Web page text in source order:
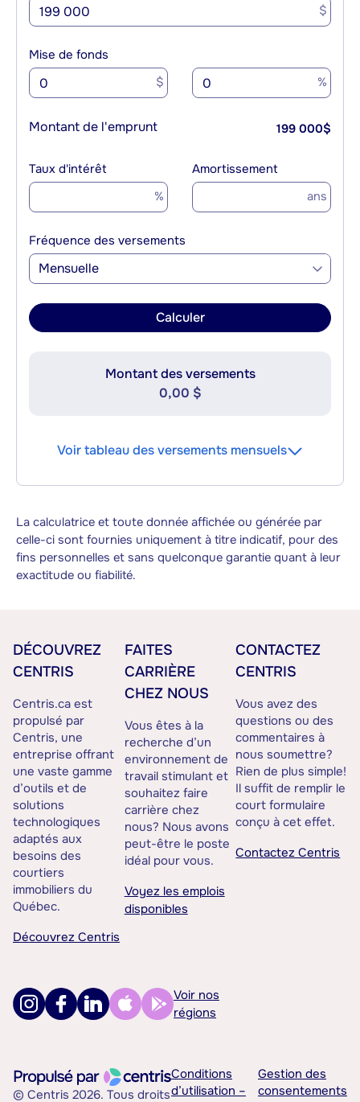
$
Mise de fonds
$ %
Montant de l'emprunt 199 000$
Taux d'intérêt
%
Amortissement
ans
Fréquence des versements
Mensuelle
Calculer
Montant des versements
0,00 $
Voir tableau des versements mensuels
La calculatrice et toute donnée affichée ou générée par
celle-ci sont fournies uniquement à titre indicatif, pour des
fins personnelles et sans quelconque garantie quant à leur
exactitude ou fiabilité.
DÉCOUVREZ
CENTRIS
Centris.ca est
propulsé par
Centris, une
entreprise offrant
une vaste gamme
d’outils et de
solutions
technologiques
adaptés aux
besoins des
courtiers
immobiliers du
Québec.
Découvrez Centris
FAITES
CARRIÈRE
CHEZ NOUS
Vous êtes à la
recherche d’un
environnement de
travail stimulant et
souhaitez faire
carrière chez
nous? Nous avons
peut-être le poste
idéal pour vous.
Voyez les emplois
disponibles
CONTACTEZ
CENTRIS
Vous avez des
questions ou des
commentaires à
nous soumettre?
Rien de plus simple!
Il suffit de remplir le
court formulaire
conçu à cet effet.
Contactez Centris
Voir nos
régions
© Centris 2026. Tous droits
Conditions
d’utilisation –
Gestion des
consentements